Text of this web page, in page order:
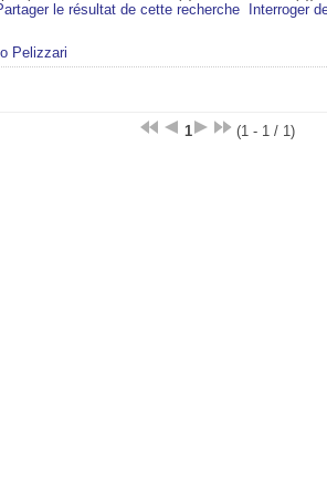
le résultat de cette recherche Interroger
Pelizzari
1 (1 - 1 / 1)